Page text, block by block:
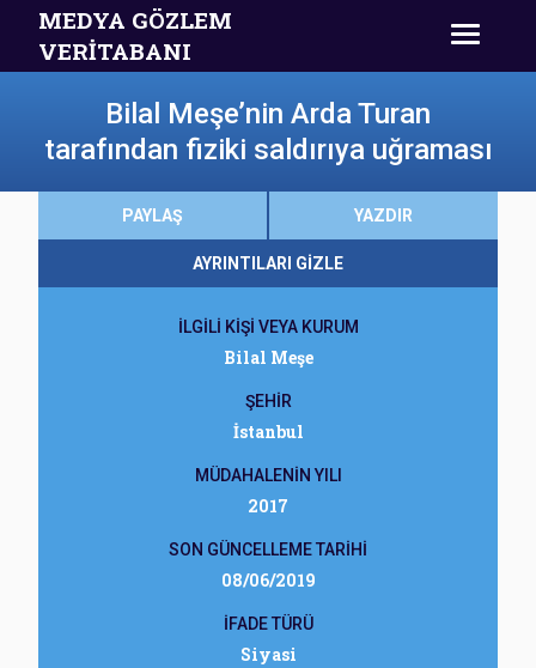
MEDYA GÖZLEM
VERİTABANI
Bilal Meşe’nin Arda Turan
tarafından fiziki saldırıya uğraması
PAYLAŞ YAZDIR
AYRINTILARI GİZLE
İLGİLİ KİŞİ VEYA KURUM
Bilal Meşe
ŞEHİR
İstanbul
MÜDAHALENİN YILI
2017
SON GÜNCELLEME TARİHİ
08/06/2019
İFADE TÜRÜ
Siyasi